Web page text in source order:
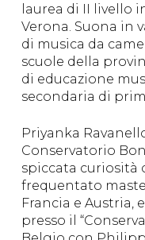
laurea di II livello
Verona. Suona in
di musica da
scuole della
di educazione
secondaria di
Priyanka
Conservatorio
spiccata curiosità
frequentato
Francia e Austria,
presso il